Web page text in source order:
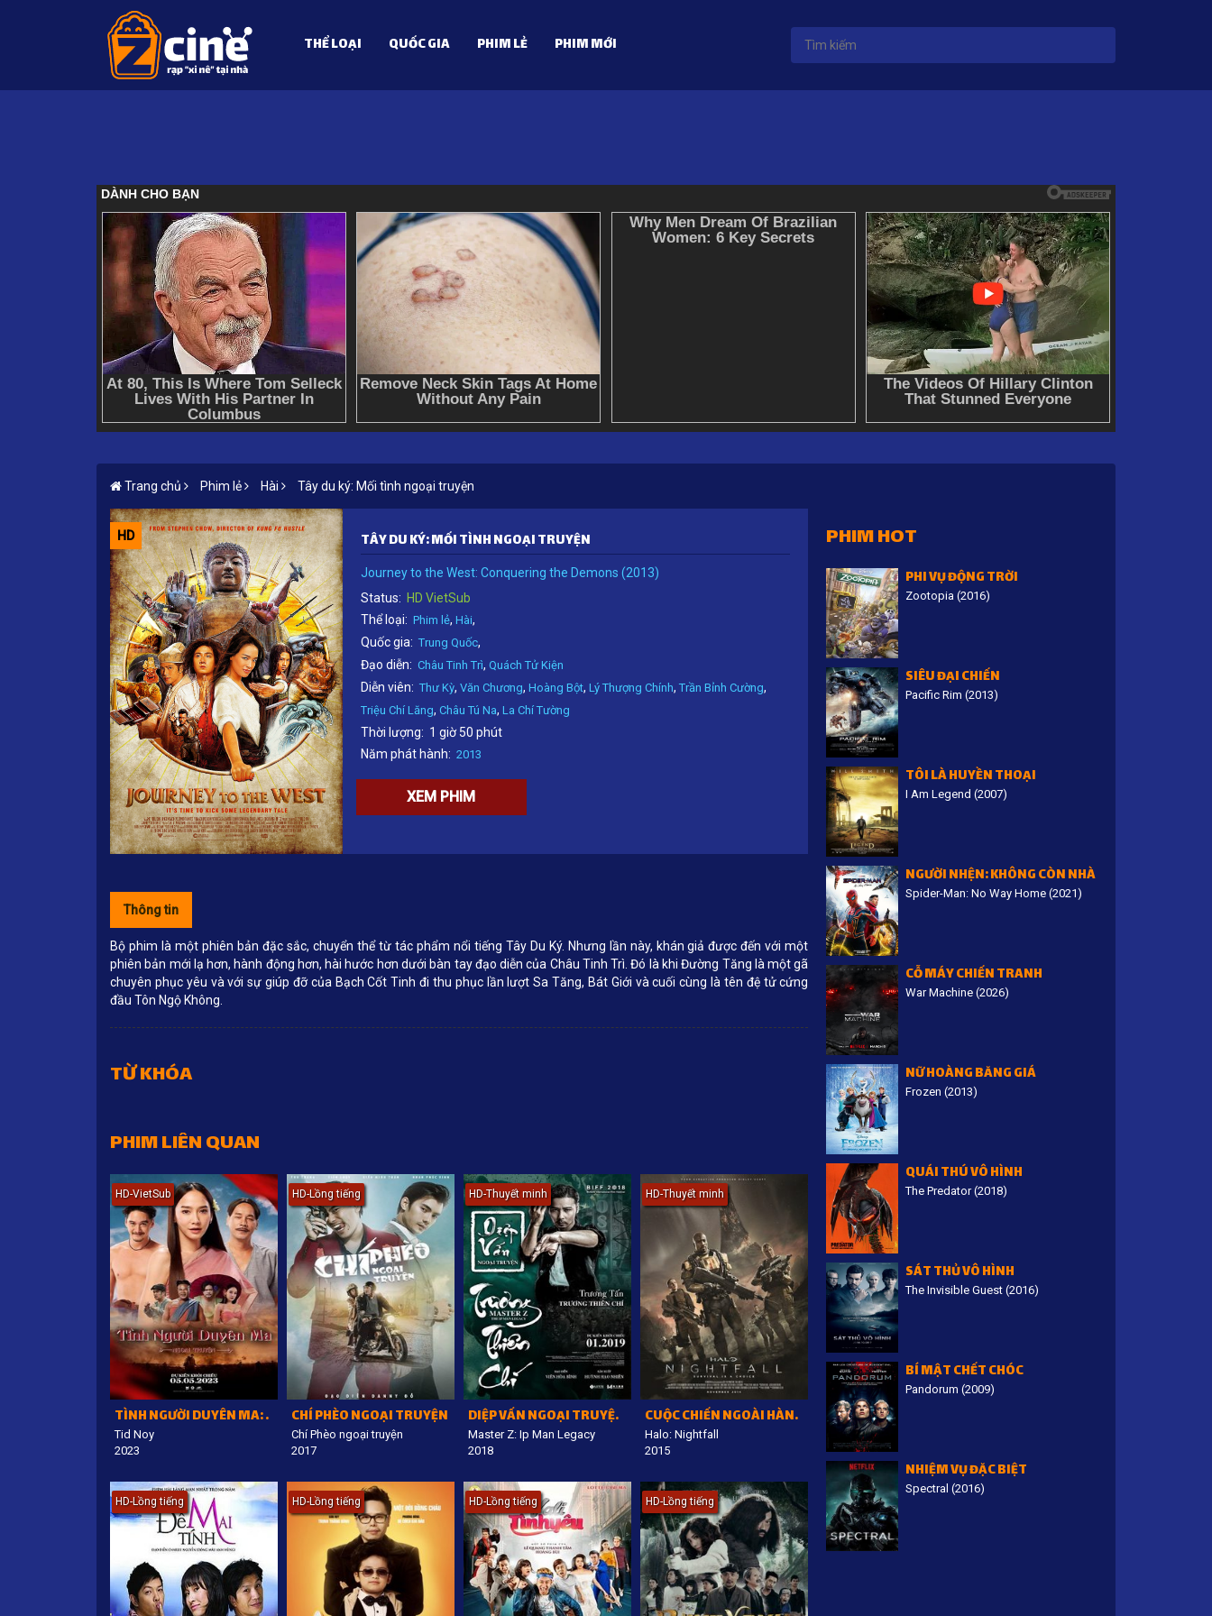
THỂ LOẠI QUỐC GIA PHIM LẺ PHIM MỚI
Trang chủ Phim lẻ Hài Tây du ký: Mối tình ngoại truyện
HD TÂY DU KÝ: MỐI TÌNH NGOẠI TRUYỆN
Journey to the West: Conquering the Demons (2013)
Status: HD VietSub
Thể loại: Phim lẻ,Hài,
Quốc gia: Trung Quốc,
Đạo diễn: Châu Tinh Trì,Quách Tử Kiện
Diễn viên: Thư Kỳ,Văn Chương,Hoàng Bột,Lý Thượng Chính,Trần Bỉnh Cường,
Triệu Chí Lăng,Châu Tú Na,La Chí Tường
Thời lượng: 1 giờ 50 phút
Năm phát hành: 2013
XEM PHIM
Thông tin
Bộ phim là một phiên bản đặc sắc, chuyển thể từ tác phẩm nổi tiếng Tây Du Ký. Nhưng lần này, khán giả được đến với một
phiên bản mới lạ hơn, hành động hơn, hài hước hơn dưới bàn tay đạo diễn của Châu Tinh Trì. Đó là khi Đường Tăng là một gã
chuyên phục yêu và với sự giúp đỡ của Bạch Cốt Tinh đi thu phục lần lượt Sa Tăng, Bát Giới và cuối cùng là tên đệ tử cứng
đầu Tôn Ngộ Không.
TỪ KHÓA
PHIM LIÊN QUAN
HD-VietSub
TÌNH NGƯỜI DUYÊN MA: NGOẠI TRUYỆN
Tid Noy
2023
HD-Lồng tiếng
CHÍ PHÈO NGOẠI TRUYỆN
Chí Phèo ngoại truyện
2017
HD-Thuyết minh
DIỆP VẤN NGOẠI TRUYỆN: TRƯƠNG THIÊN CHÍ
Master Z: Ip Man Legacy
2018
HD-Thuyết minh
CUỘC CHIẾN NGOÀI HÀNH TINH
Halo: Nightfall
2015
HD-Lồng tiếng HD-Lồng tiếng HD-Lồng tiếng HD-Lồng tiếng
PHIM HOT
PHI VỤ ĐỘNG TRỜI
Zootopia (2016)
SIÊU ĐẠI CHIẾN
Pacific Rim (2013)
TÔI LÀ HUYỀN THOẠI
I Am Legend (2007)
NGƯỜI NHỆN: KHÔNG CÒN NHÀ
Spider-Man: No Way Home (2021)
CỖ MÁY CHIẾN TRANH
War Machine (2026)
NỮ HOÀNG BĂNG GIÁ
Frozen (2013)
QUÁI THÚ VÔ HÌNH
The Predator (2018)
SÁT THỦ VÔ HÌNH
The Invisible Guest (2016)
BÍ MẬT CHẾT CHÓC
Pandorum (2009)
NHIỆM VỤ ĐẶC BIỆT
Spectral (2016)